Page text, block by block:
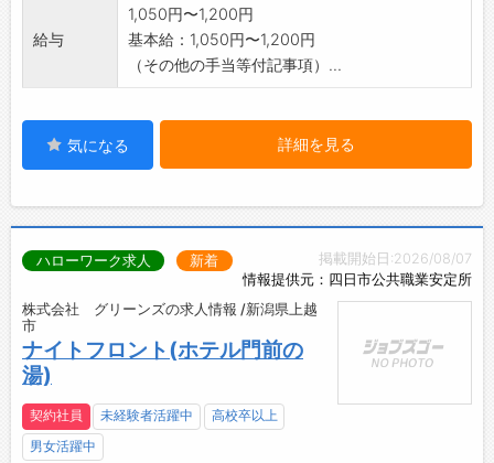
給与
1,050円〜1,200円
基本給：1,050円〜1,200円
（その他の手当等付記事項）...
気になる 詳細を見る
掲載開始日:2026/08/07
情報提供元：四日市公共職業安定所
ハローワーク求人 新着
株式会社 グリーンズの求人情報 /新潟県上越
市
ナイトフロント(ホテル門前の
湯)
契約社員 未経験者活躍中
高校卒以上
男女活躍中